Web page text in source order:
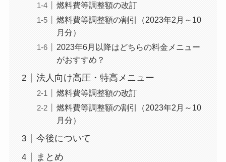
燃料費等調整額の改訂
燃料費等調整額の割引（2023年2月～10
月分）
2023年6月以降はどちらの料金メニュー
がおすすめ？
法人向け高圧・特高メニュー
燃料費等調整額の改訂
燃料費等調整額の割引（2023年2月～10
月分）
今後について
まとめ